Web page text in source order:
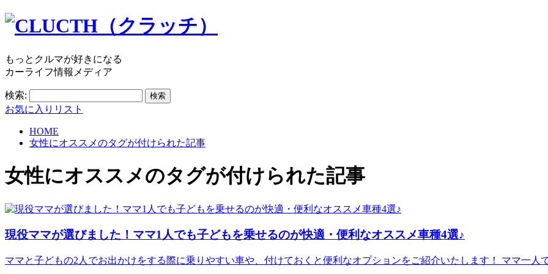
もっとクルマが好きになる
カーライフ情報メディア
検索:
お気に入りリスト
HOME
女性にオススメのタグが付けられた記事
女性にオススメのタグが付けられた記事
現役ママが選びました！ママ1人でも子どもを乗せるのが快適・便利なオススメ車種4選♪
ママと子どもの2人でお出かけをする際に乗りやすい車や、付けておくと便利なオプションをご紹介いたします！ ママ一人